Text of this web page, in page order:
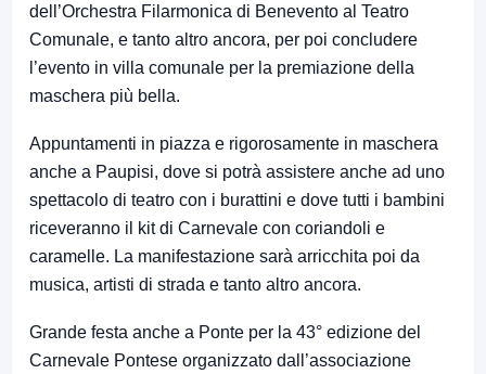
dell’Orchestra Filarmonica di Benevento al Teatro
Comunale, e tanto altro ancora, per poi concludere
l’evento in villa comunale per la premiazione della
maschera più bella.
Appuntamenti in piazza e rigorosamente in maschera
anche a Paupisi, dove si potrà assistere anche ad uno
spettacolo di teatro con i burattini e dove tutti i bambini
riceveranno il kit di Carnevale con coriandoli e
caramelle. La manifestazione sarà arricchita poi da
musica, artisti di strada e tanto altro ancora.
Grande festa anche a Ponte per la 43° edizione del
Carnevale Pontese organizzato dall’associazione